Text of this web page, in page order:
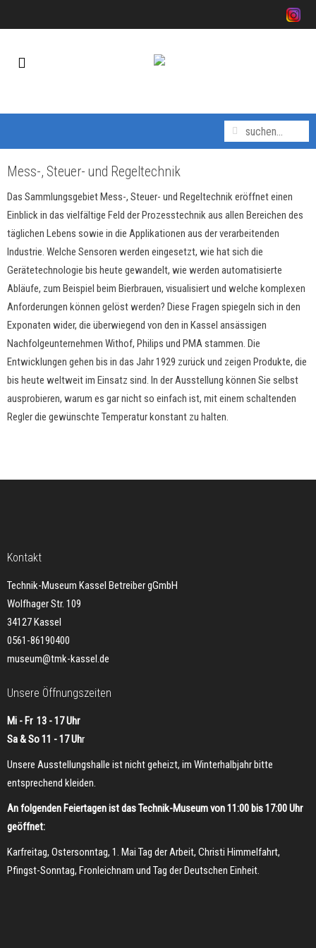
Mess-, Steuer- und Regeltechnik
Das Sammlungsgebiet Mess-, Steuer- und Regeltechnik eröffnet einen
Einblick in das vielfältige Feld der Prozesstechnik aus allen Bereichen des
täglichen Lebens sowie in die Applikationen aus der verarbeitenden
Industrie. Welche Sensoren werden eingesetzt, wie hat sich die
Gerätetechnologie bis heute gewandelt, wie werden automatisierte
Abläufe, zum Beispiel beim Bierbrauen, visualisiert und welche komplexen
Anforderungen können gelöst werden? Diese Fragen spiegeln sich in den
Exponaten wider, die überwiegend von den in Kassel ansässigen
Nachfolgeunternehmen Withof, Philips und PMA stammen. Die
Entwicklungen gehen bis in das Jahr 1929 zurück und zeigen Produkte, die
bis heute weltweit im Einsatz sind. In der Ausstellung können Sie selbst
ausprobieren, warum es gar nicht so einfach ist, mit einem schaltenden
Regler die gewünschte Temperatur konstant zu halten.
Kontakt
Technik-Museum Kassel Betreiber gGmbH
Wolfhager Str. 109
34127 Kassel
0561-86190400
museum@tmk-kassel.de
Unsere Öffnungszeiten
Mi - Fr 13 - 17 Uhr
Sa & So 11 - 17 Uhr
Unsere Ausstellungshalle ist nicht geheizt, im Winterhalbjahr bitte
entsprechend kleiden.
An folgenden Feiertagen ist das Technik-Museum von 11:00 bis 17:00 Uhr
geöffnet:
Karfreitag, Ostersonntag, 1. Mai Tag der Arbeit, Christi Himmelfahrt,
Pfingst-Sonntag, Fronleichnam und Tag der Deutschen Einheit.